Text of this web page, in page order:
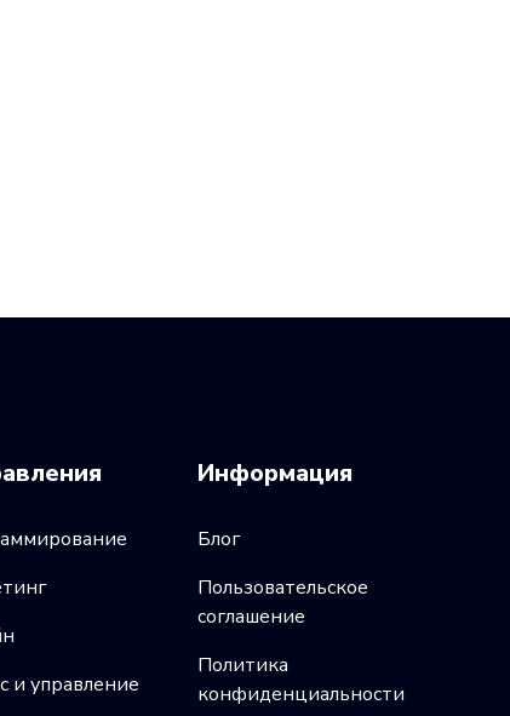
и управление
Информация
Блог
Пользовательское
соглашение
Политика
конфиденциальности